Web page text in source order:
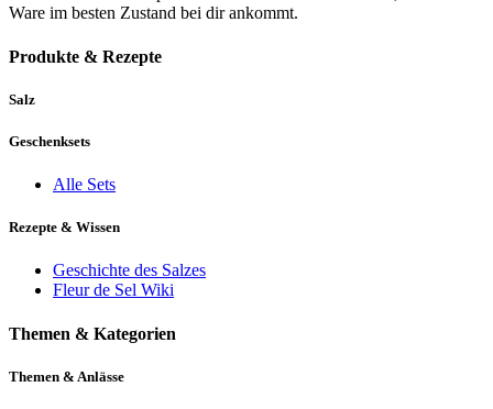
Ware im besten Zustand bei dir ankommt.
Produkte & Rezepte
Salz
Geschenksets
Alle Sets
Rezepte & Wissen
Geschichte des Salzes
Fleur de Sel Wiki
Themen & Kategorien
Themen & Anlässe